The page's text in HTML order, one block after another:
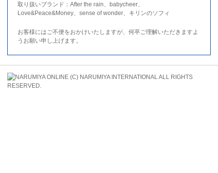
取り扱いブランド：After the rain、babycheer、
Love&Peace&Money、sense of wonder、キリンのソフィ
お客様にはご不便をおかけいたしますが、何卒ご理解いただきますよ
うお願い申し上げます。